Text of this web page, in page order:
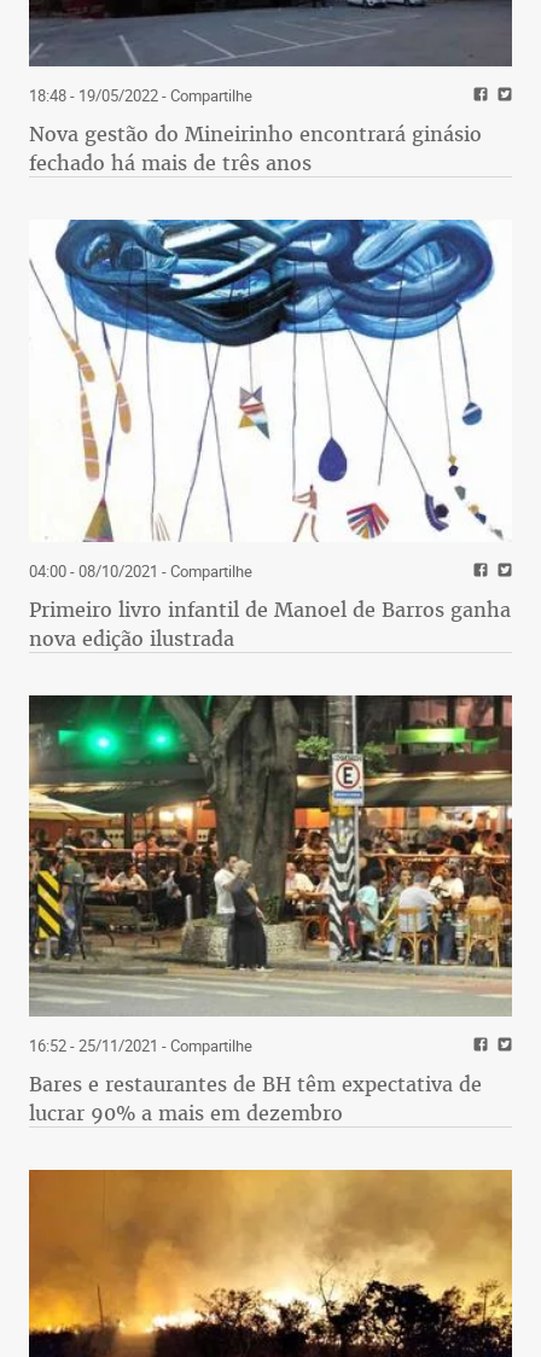
18:48 - 19/05/2022- Compartilhe
Nova gestão do Mineirinho encontrará ginásio
fechado há mais de três anos
04:00 - 08/10/2021 - Compartilhe
Primeiro livro infantil de Manoel de Barros ganha
nova edição ilustrada
16:52 - 25/11/2021 - Compartilhe
Bares e restaurantes de BH têm expectativa de
lucrar 90% a mais em dezembro